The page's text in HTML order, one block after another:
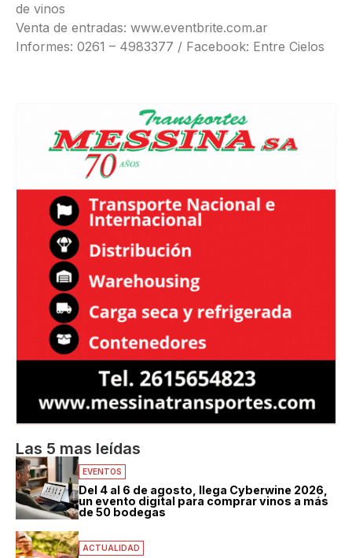
de vinos
Venta de entradas: www.eventbrite.com.ar
Informes: 0261 – 4983377 / Facebook: Entre Cielos
Las 5 mas leídas
EVENTOS
Del 4 al 6 de agosto, llega Cyberwine 2026,
un evento digital para comprar vinos a más
de 50 bodegas
ACTUALIDAD